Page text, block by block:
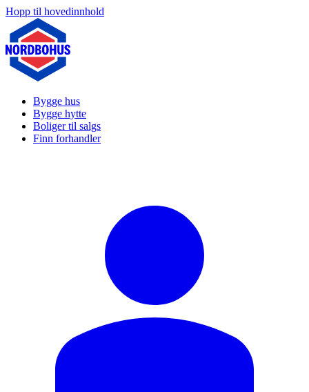
Hopp til hovedinnhold
Bygge hus
Bygge hytte
Boliger til salgs
Finn forhandler